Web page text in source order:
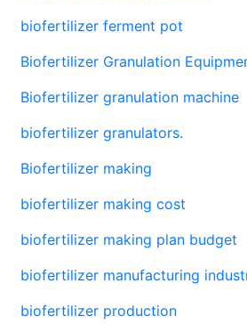
biofertilizer ferment pot
Biofertilizer Granulation
Biofertilizer granulation machine
biofertilizer granulators.
Biofertilizer making
biofertilizer making cost
biofertilizer making plan budget
biofertilizer manufacturing
biofertilizer production